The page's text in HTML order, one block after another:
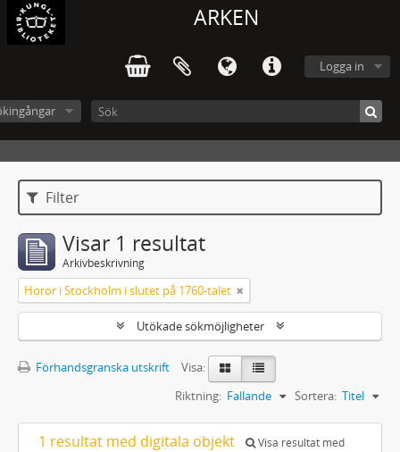
ARKEN
Logga in
Filter
Visar 1 resultat
Arkivbeskrivning
Horor i Stockholm i slutet på 1760-talet
Utökade sökmöjligheter
Förhandsgranska utskrift
Visa:
Sortera: Titel
Riktning: Fallande
1 resultat med digitala objekt
Visa resultat med